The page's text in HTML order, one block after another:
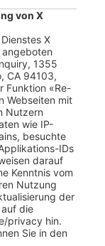
von X
X
1355
CA 94103,
Funktion «Re-
Webseiten mit
Nutzern
wie IP-
besuchte
IDs
darauf
Kenntnis vom
Nutzung
der
die
privacy hin.
Sie in den